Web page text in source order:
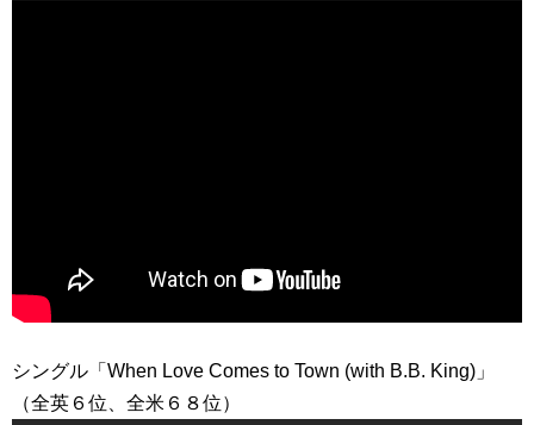
シングル「When Love Comes to Town (with B.B. King)」
（全英６位、全米６８位）